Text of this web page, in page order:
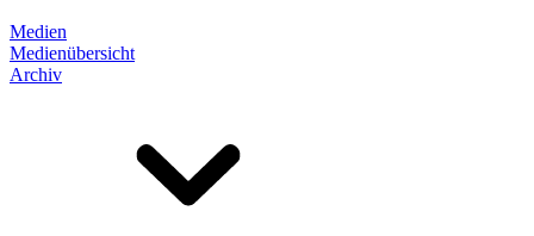
Medien
Medienübersicht
Archiv